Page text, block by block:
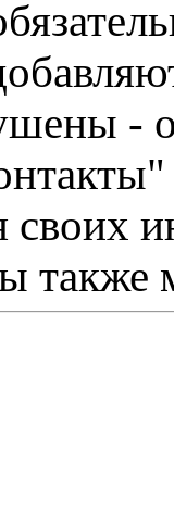
-
также